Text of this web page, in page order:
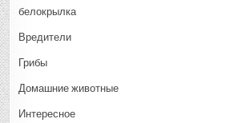
белокрылка
Вредители
Грибы
Домашние животные
Интересное